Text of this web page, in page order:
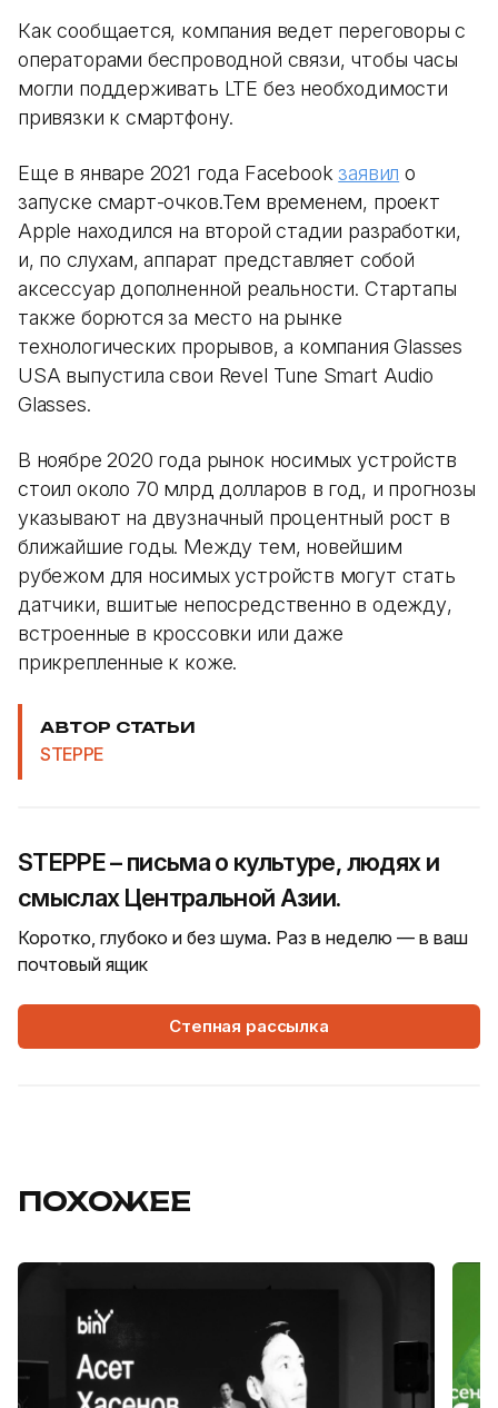
Как сообщается, компания ведет переговоры с
операторами беспроводной связи, чтобы часы
могли поддерживать LTE без необходимости
привязки к смартфону.
Еще в январе 2021 года Facebook заявил о
запуске смарт-очков.Тем временем, проект
Apple находился на второй стадии разработки,
и, по слухам, аппарат представляет собой
аксессуар дополненной реальности. Стартапы
также борются за место на рынке
технологических прорывов, а компания Glasses
USA выпустила свои Revel Tune Smart Audio
Glasses.
В ноябре 2020 года рынок носимых устройств
стоил около 70 млрд долларов в год, и прогнозы
указывают на двузначный процентный рост в
ближайшие годы. Между тем, новейшим
рубежом для носимых устройств могут стать
датчики, вшитые непосредственно в одежду,
встроенные в кроссовки или даже
прикрепленные к коже.
АВТОР СТАТЬИ
STEPPE
STEPPE – письма о культуре, людях и
смыслах Центральной Азии.
Коротко, глубоко и без шума. Раз в неделю — в ваш
почтовый ящик
Степная рассылка
ПОХОЖЕЕ